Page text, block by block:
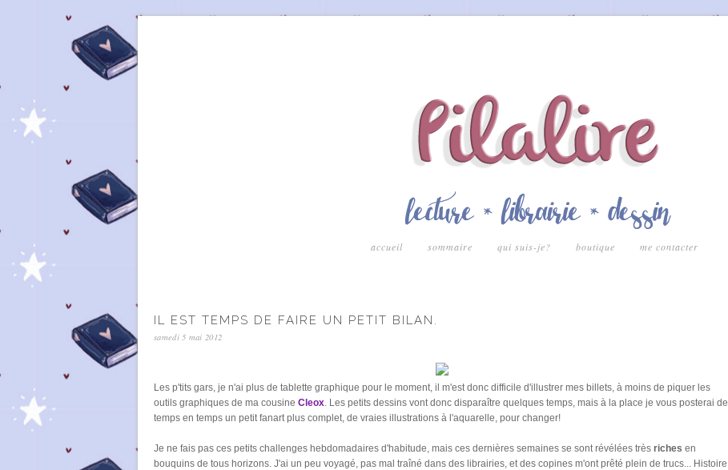
accueil sommaire qui suis-je? boutique me contacter
IL EST TEMPS DE FAIRE UN PETIT BILAN.
samedi 5 mai 2012
Les p'tits gars, je n'ai plus de tablette graphique pour le moment, il m'est donc difficile d'illustrer mes billets, à moins de piquer les
outils graphiques de ma cousine Cleox. Les petits dessins vont donc disparaître quelques temps, mais à la place je vous posterai de
temps en temps un petit fanart plus complet, de vraies illustrations à l'aquarelle, pour changer!
Je ne fais pas ces petits challenges hebdomadaires d'habitude, mais ces dernières semaines se sont révélées très riches en
bouquins de tous horizons. J'ai un peu voyagé, pas mal traîné dans des librairies, et des copines m'ont prêté plein de trucs... Histoire